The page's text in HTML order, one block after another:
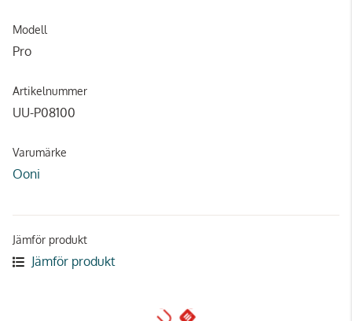
Modell
Pro
Artikelnummer
UU-P08100
Varumärke
Ooni
Jämför produkt
Jämför produkt